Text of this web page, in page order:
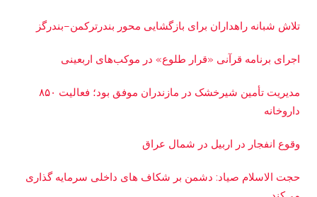
تلاش شبانه راهداران برای بازگشایی محور بندرترکمن–بندرگز
اجرای برنامه قرآنی «قرار طلوع» در موکب‌های اربعینی
مدیریت تأمین شیرخشک در مازندران موفق بود؛ فعالیت ۸۵۰
داروخانه
وقوع انفجار در اربیل در شمال عراق
حجت الاسلام صیاد: دشمن بر شکاف‌ های داخلی سرمایه‌ گذاری